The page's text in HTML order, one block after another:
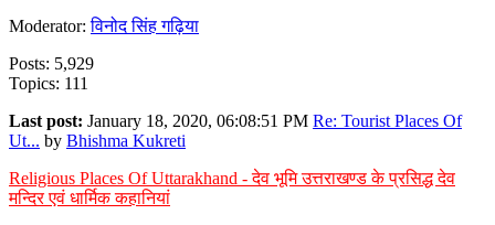
Moderator:विनोद सिंह गढ़िया
Posts: 5,929
Topics: 111
Last post: January 18, 2020, 06:08:51 PM Re: Tourist Places Of
Ut... by Bhishma Kukreti
Religious Places Of Uttarakhand - देव भूमि उत्तराखण्ड के प्रसिद्ध देव
मन्दिर एवं धार्मिक कहानियां